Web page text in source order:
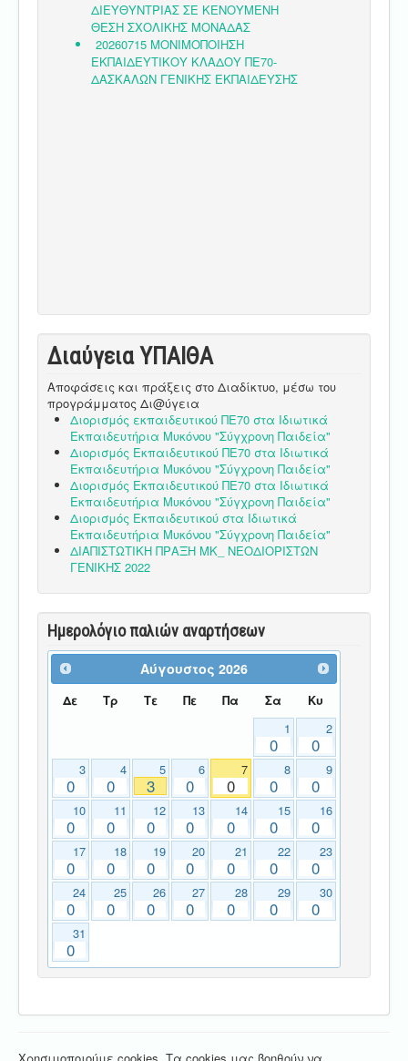
Διαύγεια ΥΠΑΙΘA
Αποφάσεις και πράξεις στο Διαδίκτυο, μέσω του
προγράμματος Δι@ύγεια
Διορισμός εκπαιδευτικού ΠΕ70 στα Ιδιωτικά
Εκπαιδευτήρια Μυκόνου "Σύγχρονη Παιδεία"
Διορισμός Εκπαιδευτικού ΠΕ70 στα Ιδιωτικά
Εκπαιδευτήρια Μυκόνου "Σύγχρονη Παιδεία"
Διορισμός Εκπαιδευτικού ΠΕ70 στα Ιδιωτικά
Εκπαιδευτήρια Μυκόνου "Σύγχρονη Παιδεία"
Διορισμός Εκπαιδευτικού στα Ιδιωτικά
Εκπαιδευτήρια Μυκόνου "Σύγχρονη Παιδεία"
ΔΙΑΠΙΣΤΩΤΙΚΗ ΠΡΑΞΗ ΜΚ_ ΝΕΟΔΙΟΡΙΣΤΩΝ
ΓΕΝΙΚΗΣ 2022
Ημερολόγιο παλιών αναρτήσεων
Αύγουστος 2026
Δε Τρ Τε Πε Πα Σα Κυ
1
0
2
0
3
0
4
0
5
3
6
0
7
0
8
0
9
0
10
0
11
0
12
0
13
0
14
0
15
0
16
0
17
0
18
0
19
0
20
0
21
0
22
0
23
0
24
0
25
0
26
0
27
0
28
0
29
0
30
0
31
0